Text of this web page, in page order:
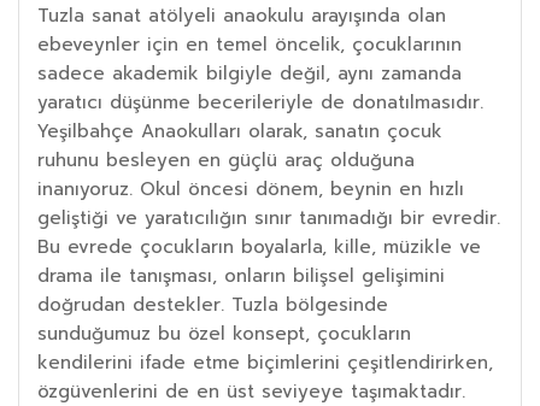
Tuzla sanat atölyeli anaokulu arayışında olan
ebeveynler için en temel öncelik, çocuklarının
sadece akademik bilgiyle değil, aynı zamanda
yaratıcı düşünme becerileriyle de donatılmasıdır.
Yeşilbahçe Anaokulları olarak, sanatın çocuk
ruhunu besleyen en güçlü araç olduğuna
inanıyoruz. Okul öncesi dönem, beynin en hızlı
geliştiği ve yaratıcılığın sınır tanımadığı bir evredir.
Bu evrede çocukların boyalarla, kille, müzikle ve
drama ile tanışması, onların bilişsel gelişimini
doğrudan destekler. Tuzla bölgesinde
sunduğumuz bu özel konsept, çocukların
kendilerini ifade etme biçimlerini çeşitlendirirken,
özgüvenlerini de en üst seviyeye taşımaktadır.